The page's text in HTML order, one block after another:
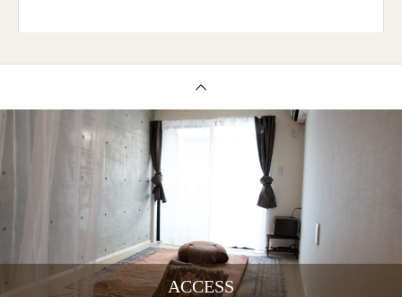
ACCESS